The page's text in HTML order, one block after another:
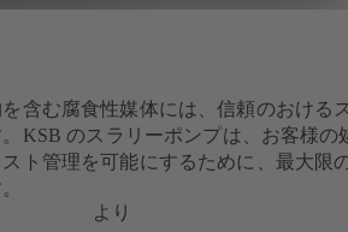
含む腐食性媒体には、信頼のおける
KSB のスラリーポンプは、お客様の
ト管理を可能にするために、最大限
より